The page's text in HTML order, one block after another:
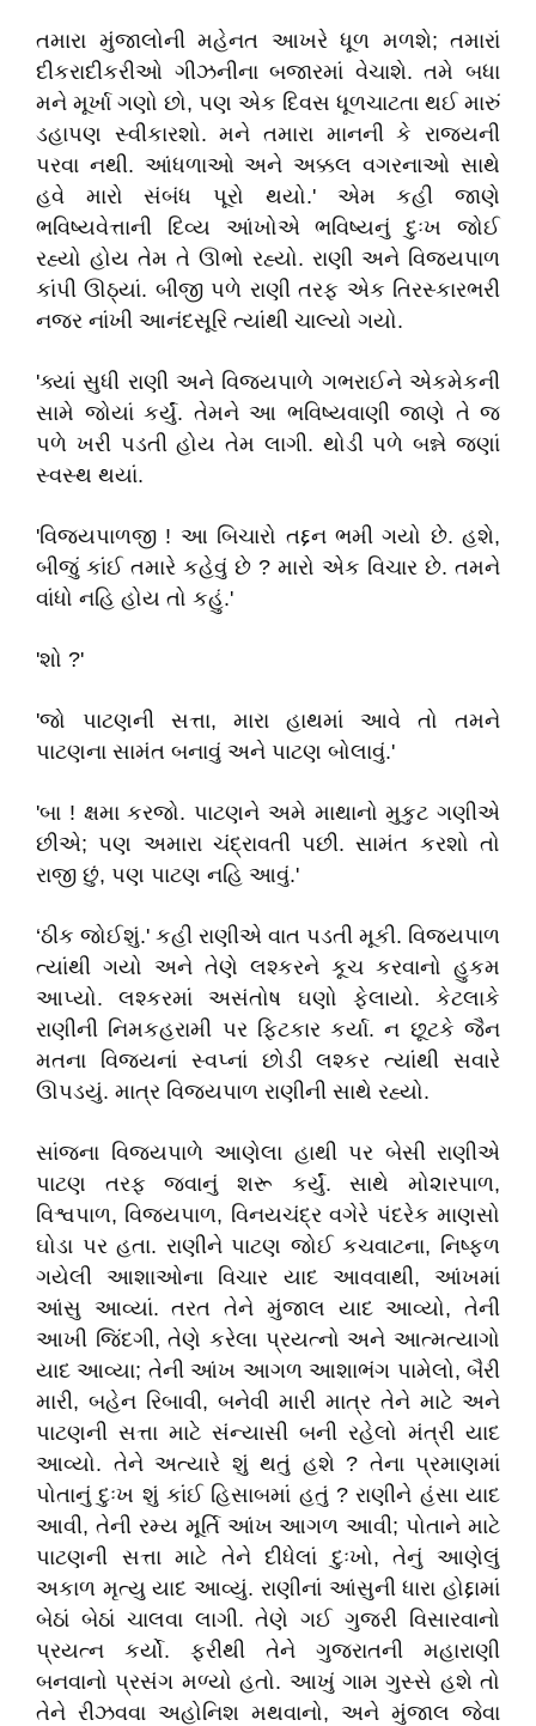
તમારા મુંજાલોની મહેનત આખરે ધૂળ મળશે; તમારાં
દીકરાદીકરીઓ ગીઝનીના બજારમાં વેચાશે. તમે બધા
મને મૂર્ખા ગણો છો, પણ એક દિવસ ધૂળચાટતા થઈ મારું
ડહાપણ સ્વીકારશો. મને તમારા માનની કે રાજ્યની
પરવા નથી. આંધળાઓ અને અક્કલ વગરનાઓ સાથે
હવે મારો સંબંધ પૂરો થયો.' એમ કહી જાણે
ભવિષ્યવેત્તાની દિવ્ય આંખોએ ભવિષ્યનું દુઃખ જોઈ
રહ્યો હોય તેમ તે ઊભો રહ્યો. રાણી અને વિજયપાળ
કાંપી ઊઠ્યાં. બીજી પળે રાણી તરફ એક તિરસ્કારભરી
નજર નાંખી આનંદસૂરિ ત્યાંથી ચાલ્યો ગયો.
'ક્યાં સુધી રાણી અને વિજયપાળે ગભરાઈને એકમેકની
સામે જોયાં કર્યું. તેમને આ ભવિષ્યવાણી જાણે તે જ
પળે ખરી પડતી હોય તેમ લાગી. થોડી પળે બન્ને જણાં
સ્વસ્થ થયાં.
'વિજયપાળજી ! આ બિચારો તદ્દન ભમી ગયો છે. હશે,
બીજું કાંઈ તમારે કહેવું છે ? મારો એક વિચાર છે. તમને
વાંધો નહિ હોય તો કહું.'
'શો ?'
'જો પાટણની સત્તા, મારા હાથમાં આવે તો તમને
પાટણના સામંત બનાવું અને પાટણ બોલાવું.'
'બા ! ક્ષમા કરજો. પાટણને અમે માથાનો મુકુટ ગણીએ
છીએ; પણ અમારા ચંદ્રાવતી પછી. સામંત કરશો તો
રાજી છું, પણ પાટણ નહિ આવું.'
‘ઠીક જોઈશું.' કહી રાણીએ વાત પડતી મૂકી. વિજયપાળ
ત્યાંથી ગયો અને તેણે લશ્કરને કૂચ કરવાનો હુકમ
આપ્યો. લશ્કરમાં અસંતોષ ઘણો ફેલાયો. કેટલાકે
રાણીની નિમકહરામી પર ફિટકાર કર્યા. ન છૂટકે જૈન
મતના વિજયનાં સ્વપ્નાં છોડી લશ્કર ત્યાંથી સવારે
ઊપડયું. માત્ર વિજયપાળ રાણીની સાથે રહ્યો.
સાંજના વિજ્યપાળે આણેલા હાથી પર બેસી રાણીએ
પાટણ તરફ જવાનું શરૂ કર્યું. સાથે મો૨ારપાળ,
વિશ્વપાળ, વિજયપાળ, વિનયચંદ્ર વગેરે પંદરેક માણસો
ઘોડા પર હતા. રાણીને પાટણ જોઈ કચવાટના, નિષ્ફળ
ગયેલી આશાઓના વિચાર યાદ આવવાથી, આંખમાં
આંસુ આવ્યાં. તરત તેને મુંજાલ યાદ આવ્યો, તેની
આખી જિંદગી, તેણે કરેલા પ્રયત્નો અને આત્મત્યાગો
યાદ આવ્યા; તેની આંખ આગળ આશાભંગ પામેલો, બૈરી
મારી, બહેન રિબાવી, બનેવી મારી માત્ર તેને માટે અને
પાટણની સત્તા માટે સંન્યાસી બની રહેલો મંત્રી યાદ
આવ્યો. તેને અત્યારે શું થતું હશે ? તેના પ્રમાણમાં
પોતાનું દુઃખ શું કાંઈ હિસાબમાં હતું ? રાણીને હંસા યાદ
આવી, તેની રમ્ય મૂર્તિ આંખ આગળ આવી; પોતાને માટે
પાટણની સત્તા માટે તેને દીધેલાં દુઃખો, તેનું આણેલું
અકાળ મૃત્યુ યાદ આવ્યું. રાણીનાં આંસુની ધારા હોદ્દામાં
બેઠાં બેઠાં ચાલવા લાગી. તેણે ગઈ ગુજરી વિસારવાનો
પ્રયત્ન કર્યો. ફરીથી તેને ગુજરાતની મહારાણી
બનવાનો પ્રસંગ મળ્યો હતો. આખું ગામ ગુસ્સે હશે તો
તેને રીઝવવા અહોનિશ મથવાનો, અને મુંજાલ જેવા